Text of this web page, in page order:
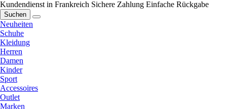
Kundendienst in Frankreich Sichere Zahlung Einfache Rückgabe
Suchen
Neuheiten
Schuhe
Kleidung
Herren
Damen
Kinder
Sport
Accessoires
Outlet
Marken